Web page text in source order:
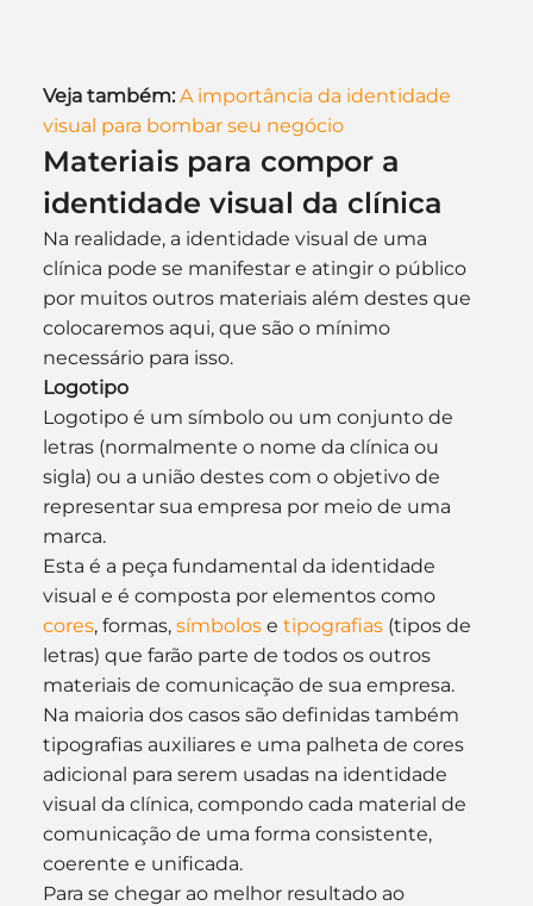
Veja também: A importância da identidade
visual para bombar seu negócio
Materiais para compor a
identidade visual da clínica
Na realidade, a identidade visual de uma
clínica pode se manifestar e atingir o público
por muitos outros materiais além destes que
colocaremos aqui, que são o mínimo
necessário para isso.
Logotipo
Logotipo é um símbolo ou um conjunto de
letras (normalmente o nome da clínica ou
sigla) ou a união destes com o objetivo de
representar sua empresa por meio de uma
marca.
Esta é a peça fundamental da identidade
visual e é composta por elementos como
cores, formas, símbolos e tipografias (tipos de
letras) que farão parte de todos os outros
materiais de comunicação de sua empresa.
Na maioria dos casos são definidas também
tipografias auxiliares e uma palheta de cores
adicional para serem usadas na identidade
visual da clínica, compondo cada material de
comunicação de uma forma consistente,
coerente e unificada.
Para se chegar ao melhor resultado ao